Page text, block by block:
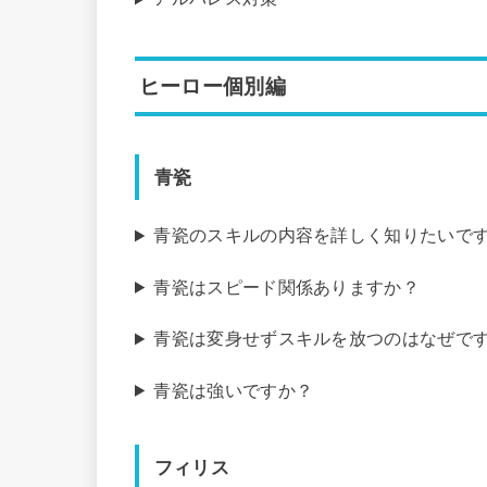
ヒーロー個別編
青瓷
青瓷のスキルの内容を詳しく知りたいです
青瓷はスピード関係ありますか？
青瓷は変身せずスキルを放つのはなぜで
青瓷は強いですか？
フィリス